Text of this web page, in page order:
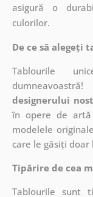
asigură o
culorilor.
De ce să alegeți
Tablourile
designerului
în opere de artă
modelele
care le găsiți doar
Tipărire de cea
Tablourile sunt